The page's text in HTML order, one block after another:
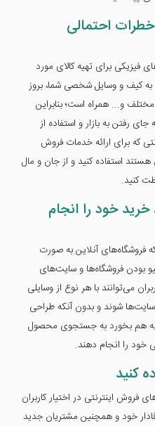
احتمالی
فیزیکی برای تهیه کالای مورد
به کیف و وسایل شخصی شما، بروز
و... همراه است؛ بنابراین
رفتن به بازار و استفاده از
که برای ارائه خدمات فروش
استفاده کنید و از جان و مال
کنید.
خود را انجام
فروشگاه‌های آنلاین به صورت
بودن فروشگاه‌ها و سایت‌های
می‌توانند با هر نوع از وسایلی
شوند و بدون آنکه طراحی
هم بخورد به جستجوی محصول
خود را انجام دهند.
کنید
فروش اینترنتی در اختیار کاربران
خود و همچنین مشتریان جدید